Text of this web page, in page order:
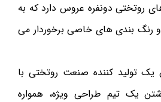
دونفره عروس دارد که به
رنگ بندی های خاصی برخوردار می
یک تولید کننده صنعت روتختی با
یک تیم طراحی ویژه، همواره